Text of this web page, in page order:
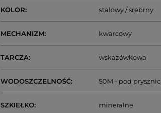
KOLOR stalowy / srebrny
MECHANIZM kwarcowy
TARCZA wskazówkowa
WODOSZCZELNOŚĆ 50M - pod prysznic
SZKIEŁKO mineralne